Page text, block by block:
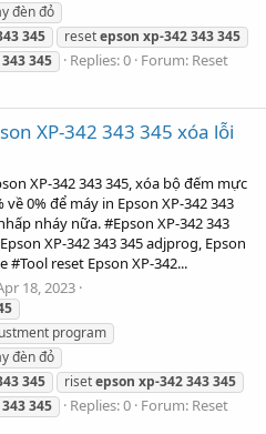
đèn đỏ
345 resetepson xp-342343345
343345 Replies: 0 Forum: Reset
XP-342 343 345 xóa lỗi
XP-342 343 345, xóa bộ đếm mực
0% để máy in Epson XP-342 343
nháy nữa. #Epson XP-342 343
XP-342 343 345 adjprog, Epson
#Tool reset Epson XP-342...
18, 2023
program
đèn đỏ
345 risetepson xp-342343345
343345 Replies: 0 Forum: Reset